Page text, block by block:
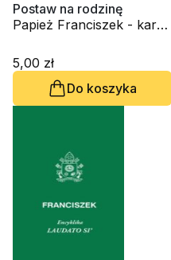
Postaw na rodzinę
Papież Franciszek - kard.
5,00 zł
Do koszyka